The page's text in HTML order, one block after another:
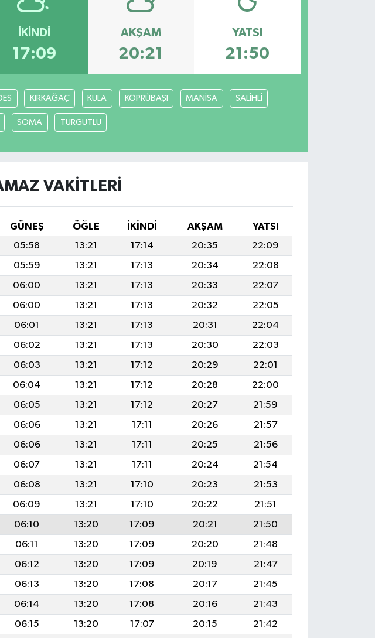
İKINDI
17:09
AKŞAM
20:21
YATSI
21:50
KIRKAĞAÇ KULA KÖPRÜBAŞI MANİSA SALİHLİ
SOMA TURGUTLU
VAKITLERI
GÜNEŞ ÖĞLE İKINDI AKŞAM
YATSI
05:58 13:21 17:14 20:35
22:09
05:59 13:21 17:13 20:34
22:08
06:00 13:21 17:13 20:33
22:07
06:00 13:21 17:13 20:32
22:05
06:01 13:21 17:13 20:31
22:04
06:02 13:21 17:13 20:30
22:03
06:03 13:21 17:12 20:29
22:01
06:04 13:21 17:12 20:28
22:00
06:05 13:21 17:12 20:27
21:59
06:06 13:21 17:11 20:26
21:57
06:06 13:21 17:11 20:25
21:56
06:07 13:21 17:11 20:24
21:54
06:08 13:21 17:10 20:23
21:53
06:09 13:21 17:10 20:22
21:51
06:10 13:20 17:09 20:21
21:50
06:11 13:20 17:09 20:20
21:48
06:12 13:20 17:09 20:19
21:47
06:13 13:20 17:08 20:17
21:45
06:14 13:20 17:08 20:16
21:43
06:15 13:20 17:07 20:15
21:42